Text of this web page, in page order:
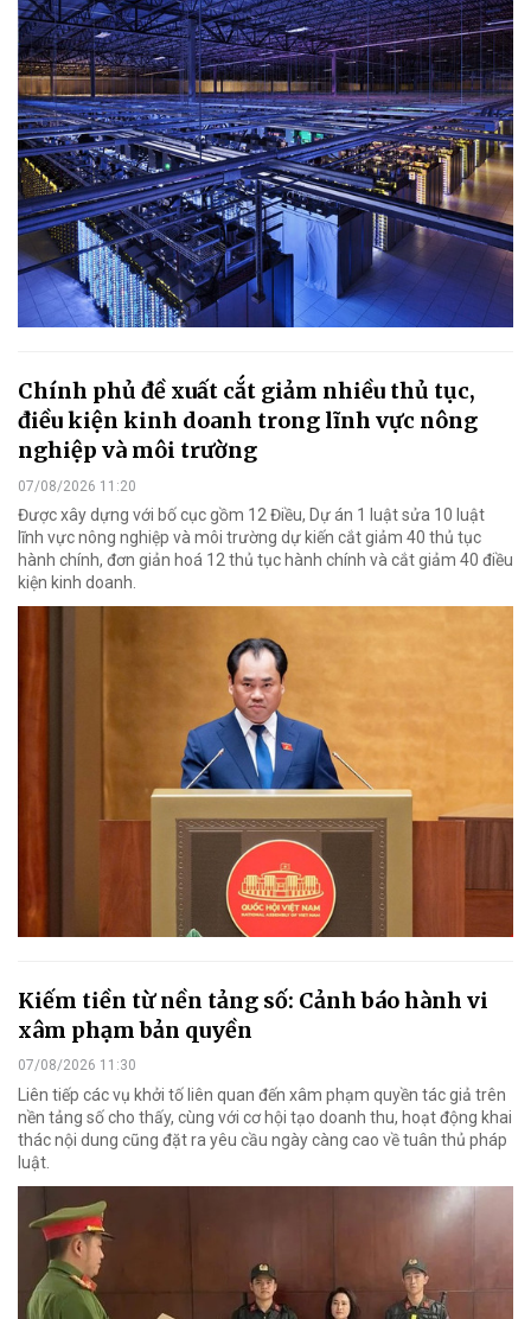
Chính phủ đề xuất cắt giảm nhiều thủ tục,
điều kiện kinh doanh trong lĩnh vực nông
nghiệp và môi trường
07/08/2026 11:20
Được xây dựng với bố cục gồm 12 Điều, Dự án 1 luật sửa 10 luật
lĩnh vực nông nghiệp và môi trường dự kiến cắt giảm 40 thủ tục
hành chính, đơn giản hoá 12 thủ tục hành chính và cắt giảm 40 điều
kiện kinh doanh.
Kiếm tiền từ nền tảng số: Cảnh báo hành vi
xâm phạm bản quyền
07/08/2026 11:30
Liên tiếp các vụ khởi tố liên quan đến xâm phạm quyền tác giả trên
nền tảng số cho thấy, cùng với cơ hội tạo doanh thu, hoạt động khai
thác nội dung cũng đặt ra yêu cầu ngày càng cao về tuân thủ pháp
luật.